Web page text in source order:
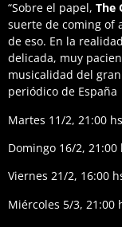
“Sobre el papel, The
suerte de coming of
de eso. En la
delicada, muy
musicalidad del gran
periódico de España
Martes 11/2, 21:00
Domingo 16/2, 21:00
Viernes 21/2, 16:00
Miércoles 5/3, 21:00